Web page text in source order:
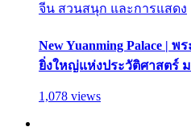
จีน สวนสนุก และการแสดง
New Yuanming Palace |
ยิ่งใหญ่แห่งประวัติศาสตร์
1,078 views